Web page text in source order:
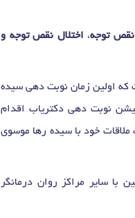
نقص توجه، اختلال نقص توجه و
چهارشنبه، پنج‌شنبه: 15:00 تا 20:00، 15:00 تا 20:00 ، دوشنبه: 15:00 تا 19:00 است که اولین زمان نوبت دهی سیده
نوبت دهی دکتریاب اقدام
خود با سیده رها موسوی
با سایر مراکز روان درمانگر